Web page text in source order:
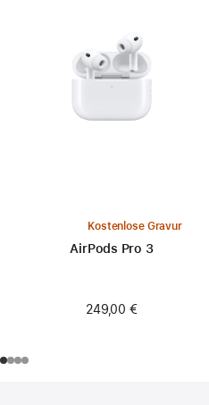
Kostenlose Gravur
AirPods Pro 3
249,00 €